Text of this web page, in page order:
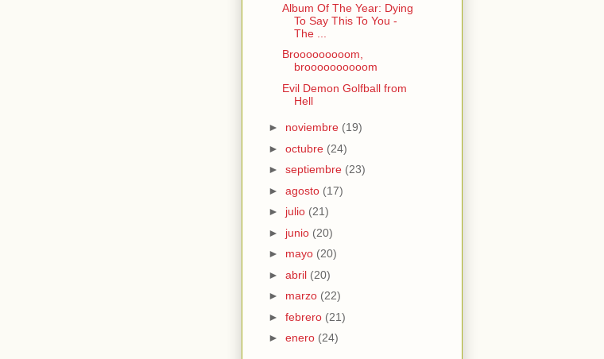
Album Of The Year: Dying
To Say This To You -
The ...
Brooooooooom,
broooooooooom
Evil Demon Golfball from
Hell
► noviembre (19)
► octubre (24)
► septiembre (23)
► agosto (17)
► julio (21)
► junio (20)
► mayo (20)
► abril (20)
► marzo (22)
► febrero (21)
► enero (24)